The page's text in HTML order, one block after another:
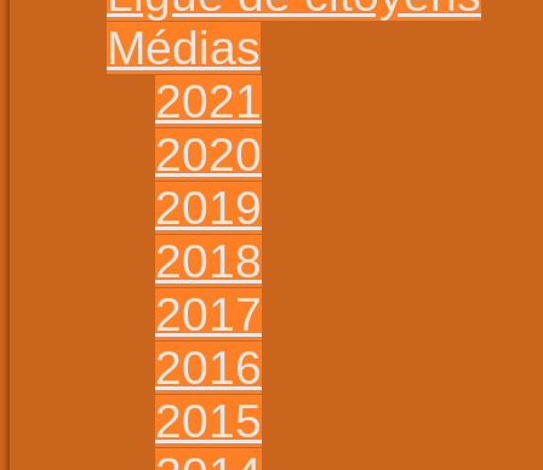
Médias
2021
2020
2019
2018
2017
2016
2015